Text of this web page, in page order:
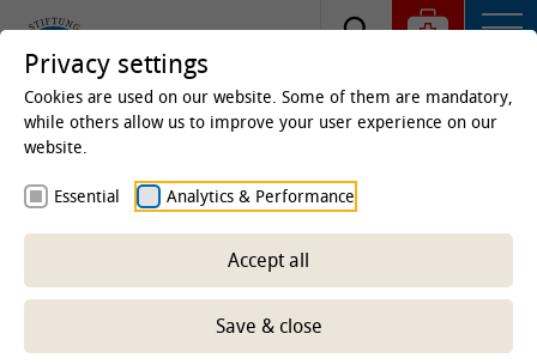
Institute of Physiology and Cell Biology
-- Select sub-area --
Privacy settings
Cookies are used on our website. Some of them are mandatory,
while others allow us to improve your user experience on our
website.
Essential Analytics & Performance
Accept all
Save & close